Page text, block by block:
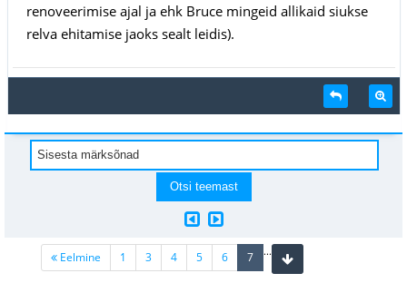
renoveerimise ajal ja ehk Bruce mingeid allikaid siukse
relva ehitamise jaoks sealt leidis).
Eelmine 1 ...
3 4 5 6 7(current)